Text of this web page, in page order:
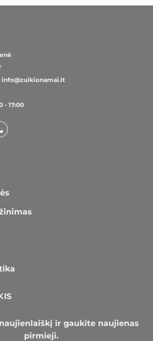
info@zuikionamai.lt
- 17:00
ir gaukite naujienas
pirmieji.